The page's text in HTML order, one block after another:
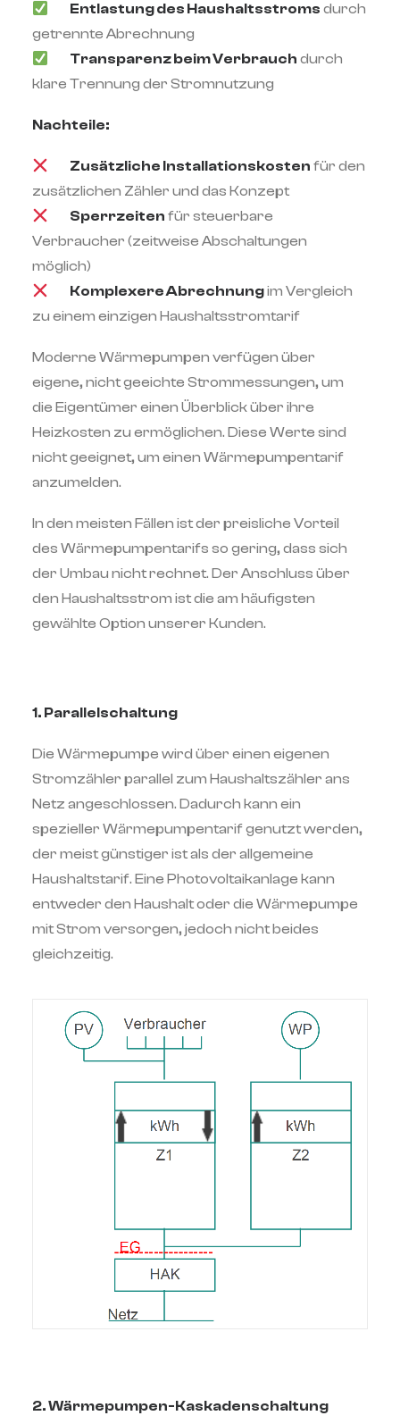
Entlastung des Haushaltsstroms durch
getrennte Abrechnung
Transparenz beim Verbrauch durch
klare Trennung der Stromnutzung
Nachteile:
Zusätzliche Installationskosten für den
zusätzlichen Zähler und das Konzept
Sperrzeiten für steuerbare
Verbraucher (zeitweise Abschaltungen
möglich)
Komplexere Abrechnungim Vergleich
zu einem einzigen Haushaltsstromtarif
Moderne Wärmepumpen verfügen über
eigene, nicht geeichte Strommessungen, um
die Eigentümer einen Überblick über ihre
Heizkosten zu ermöglichen. Diese Werte sind
nicht geeignet, um einen Wärmepumpentarif
anzumelden.
In den meisten Fällen ist der preisliche Vorteil
des Wärmepumpentarifs so gering, dass sich
der Umbau nicht rechnet. Der Anschluss über
den Haushaltsstrom ist die am häufigsten
gewählte Option unserer Kunden.
1. Parallelschaltung
Die Wärmepumpe wird über einen eigenen
Stromzähler parallel zum Haushaltszähler ans
Netz angeschlossen. Dadurch kann ein
spezieller Wärmepumpentarif genutzt werden,
der meist günstiger ist als der allgemeine
Haushaltstarif. Eine Photovoltaikanlage kann
entweder den Haushalt oder die Wärmepumpe
mit Strom versorgen, jedoch nicht beides
gleichzeitig.
2. Wärmepumpen-Kaskadenschaltung